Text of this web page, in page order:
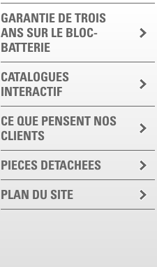
GARANTIE DE TROIS
ANS SUR LE BLOC-
BATTERIE
CATALOGUES
INTERACTIF
CE QUE PENSENT NOS
CLIENTS
PIECES DETACHEES
PLAN DU SITE